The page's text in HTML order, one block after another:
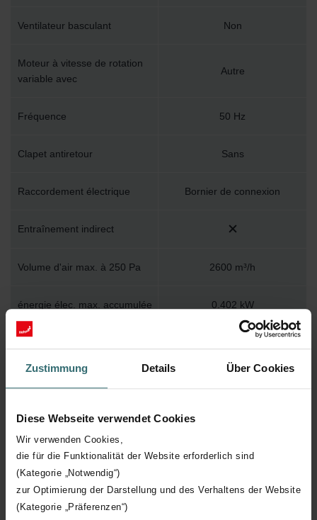
Zustimmung Details Über Cookies
Diese Webseite verwendet Cookies
Wir verwenden Cookies,
die für die Funktionalität der Website erforderlich sind
(Kategorie „Notwendig“)
zur Optimierung der Darstellung und des Verhaltens der Website
(Kategorie „Präferenzen“)
Ventilateur basculant Non
Moteur à vitesse de rotation
variable avec
Autre
Fréquence 50 Hz
Clapet antiretour Sans
Raccordement électrique Bornier de connexion
Entraînement indirect
Volume d'air max. à 250 Pa 2600 m³/h
énergie élec. max. accumulée 0.402 kW
température moyenne
Conception du capot
Avec commutateur de service